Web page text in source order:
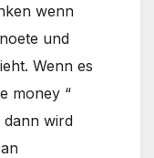
wenn
und
Wenn es
money “
dann wird